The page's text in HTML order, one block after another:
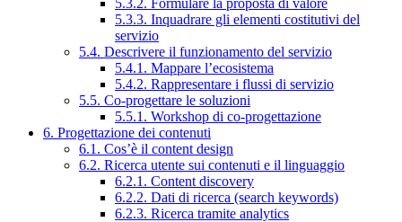
5.3.2. Formulare la proposta di valore
5.3.3. Inquadrare gli elementi costitutivi del
servizio
5.4. Descrivere il funzionamento del servizio
5.4.1. Mappare l’ecosistema
5.4.2. Rappresentare i flussi di servizio
5.5. Co-progettare le soluzioni
5.5.1. Workshop di co-progettazione
6. Progettazione dei contenuti
6.1. Cos’è il content design
6.2. Ricerca utente sui contenuti e il linguaggio
6.2.1. Content discovery
6.2.2. Dati di ricerca (search keywords)
6.2.3. Ricerca tramite analytics